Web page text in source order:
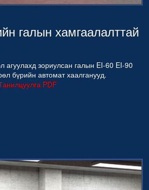
галын хамгаалалттай
агуулахд зориулсан галын EI-60 EI-90
төрөл бүрийн автомат хаалганууд.
PDF